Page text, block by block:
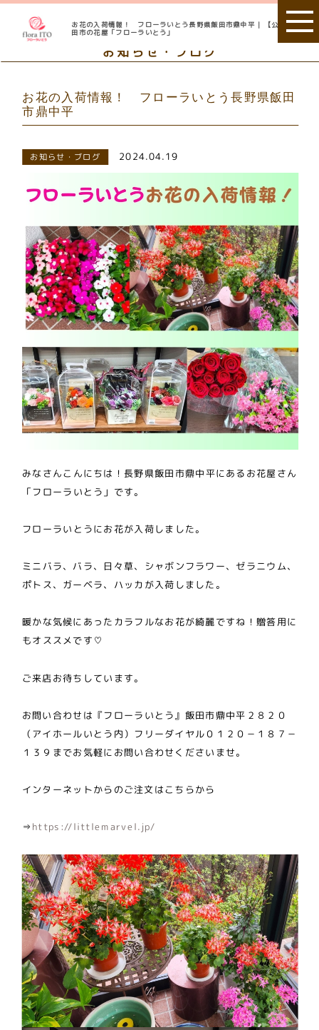
お花の入荷情報！ フローラいとう長野県飯田市鼎中平 | 【公式】 飯
田市の花屋「フローラいとう」
お知らせ・ブログ
お花の入荷情報！ フローラいとう長野県飯田
市鼎中平
お知らせ・ブログ 2024.04.19
みなさんこんにちは！長野県飯田市鼎中平にあるお花屋さん
「フローラいとう」です。
フローラいとうにお花が入荷しました。
ミニバラ、バラ、日々草、シャボンフラワー、ゼラニウム、
ポトス、ガーベラ、ハッカが入荷しました。
暖かな気候にあったカラフルなお花が綺麗ですね！贈答用に
もオススメです♡
ご来店お待ちしています。
お問い合わせは『フローラいとう』飯田市鼎中平２８２０
（アイホールいとう内）フリーダイヤル０１２０－１８７－
１３９までお気軽にお問い合わせくださいませ。
インターネットからのご注文はこちらから
⇒ https://littlemarvel.jp/